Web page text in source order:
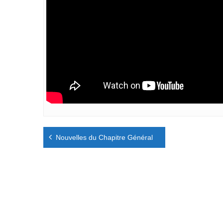
Navigation
de
Nouvelles du Chapitre Général